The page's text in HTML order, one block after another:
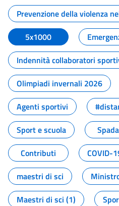
Tutti i contenuti
Prevenzione della violenza
5x1000
Indennità collaboratori
Olimpiadi invernali 2026
Agenti sportivi
Sport e scuola
Contributi
COVID-
maestri di sci
Maestri di sci (1)